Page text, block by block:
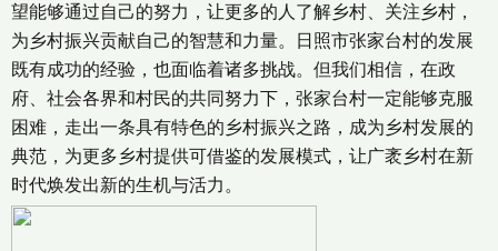
望能够通过自己的努力，让更多的人了解乡村、关注乡村，
为乡村振兴贡献自己的智慧和力量。日照市张家台村的发展
既有成功的经验，也面临着诸多挑战。但我们相信，在政
府、社会各界和村民的共同努力下，张家台村一定能够克服
困难，走出一条具有特色的乡村振兴之路，成为乡村发展的
典范，为更多乡村提供可借鉴的发展模式，让广袤乡村在新
时代焕发出新的生机与活力。